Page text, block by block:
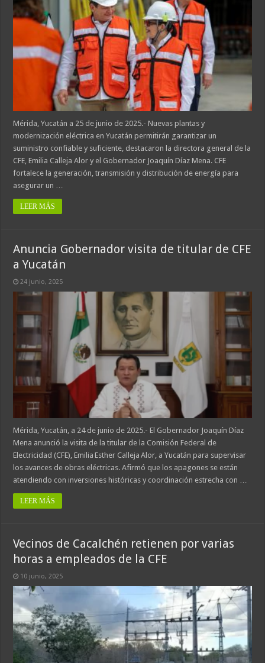
Mérida, Yucatán a 25 de junio de 2025.- Nuevas plantas y
modernización eléctrica en Yucatán permitirán garantizar un
suministro confiable y suficiente, destacaron la directora general de la
CFE, Emilia Calleja Alor y el Gobernador Joaquín Díaz Mena. CFE
fortalece la generación, transmisión y distribución de energía para
asegurar un …
LEER MÁS
Anuncia Gobernador visita de titular de CFE
a Yucatán
24 junio, 2025
Mérida, Yucatán, a 24 de junio de 2025.- El Gobernador Joaquín Díaz
Mena anunció la visita de la titular de la Comisión Federal de
Electricidad (CFE), Emilia Esther Calleja Alor, a Yucatán para supervisar
los avances de obras eléctricas. Afirmó que los apagones se están
atendiendo con inversiones históricas y coordinación estrecha con …
LEER MÁS
Vecinos de Cacalchén retienen por varias
horas a empleados de la CFE
10 junio, 2025